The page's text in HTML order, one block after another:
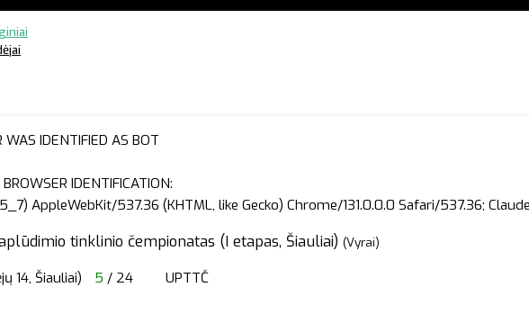
WAS IDENTIFIED AS BOT
IDENTIFICATION:
AppleWebKit/537.36 (KHTML, like Gecko) Chrome/131.0.0.0 Safari/537.36;
tinklinio čempionatas (I etapas, Šiauliai) (Vyrai)
14, Šiauliai) 5 / 24 UPTTČ